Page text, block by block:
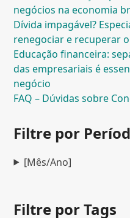
negócios na economia
Dívida impagável?
renegociar e recuperar
Educação financeira:
das empresariais é
negócio
FAQ – Dúvidas sobre
Filtre por
[Mês/Ano]
Filtre por Tags